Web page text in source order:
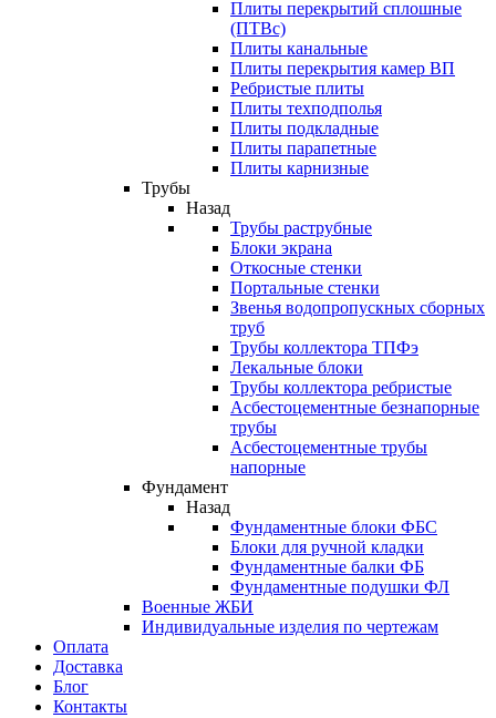
Плиты перекрытий сплошные
(ПТВс)
Плиты канальные
Плиты перекрытия камер ВП
Ребристые плиты
Плиты техподполья
Плиты подкладные
Плиты парапетные
Плиты карнизные
Трубы
Назад
Трубы раструбные
Блоки экрана
Откосные стенки
Портальные стенки
Звенья водопропускных сборных
труб
Трубы коллектора ТПФэ
Лекальные блоки
Трубы коллектора ребристые
Асбестоцементные безнапорные
трубы
Асбестоцементные трубы
напорные
Фундамент
Назад
Фундаментные блоки ФБС
Блоки для ручной кладки
Фундаментные балки ФБ
Фундаментные подушки ФЛ
Военные ЖБИ
Индивидуальные изделия по чертежам
Оплата
Доставка
Блог
Контакты